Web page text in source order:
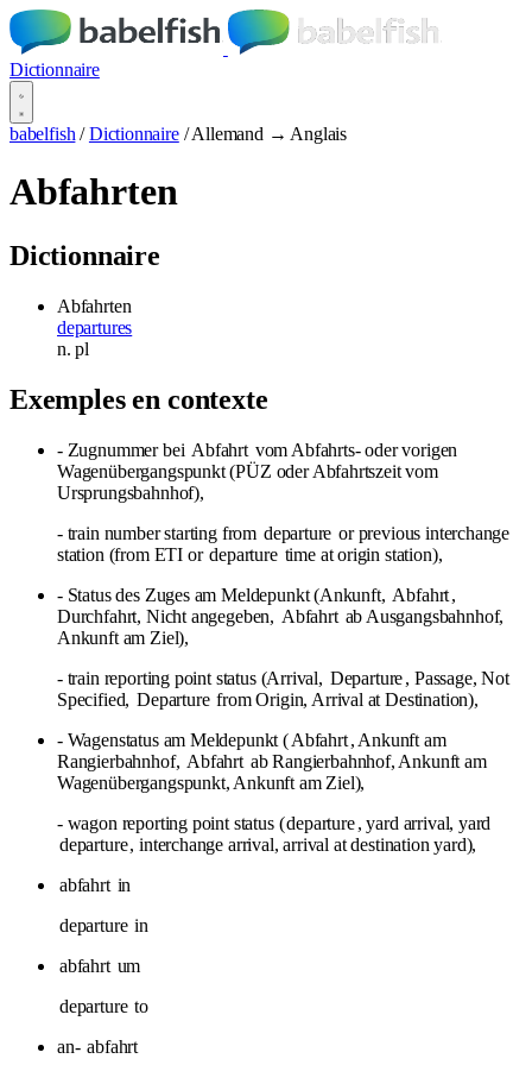
Dictionnaire
babelfish / Dictionnaire / Allemand → Anglais
Abfahrten
Dictionnaire
Abfahrten
departures
n.pl
Exemples en contexte
- Zugnummer bei Abfahrt vom Abfahrts- oder vorigen
Wagenübergangspunkt (PÜZ oder Abfahrtszeit vom
Ursprungsbahnhof),
- train number starting from departure or previous interchange
station (from ETI or departure time at origin station),
- Status des Zuges am Meldepunkt (Ankunft, Abfahrt,
Durchfahrt, Nicht angegeben, Abfahrt ab Ausgangsbahnhof,
Ankunft am Ziel),
- train reporting point status (Arrival, Departure, Passage, Not
Specified, Departure from Origin, Arrival at Destination),
- Wagenstatus am Meldepunkt (Abfahrt, Ankunft am
Rangierbahnhof, Abfahrt ab Rangierbahnhof, Ankunft am
Wagenübergangspunkt, Ankunft am Ziel),
- wagon reporting point status (departure, yard arrival, yard
departure, interchange arrival, arrival at destination yard),
abfahrt in
departure in
abfahrt um
departure to
an- abfahrt